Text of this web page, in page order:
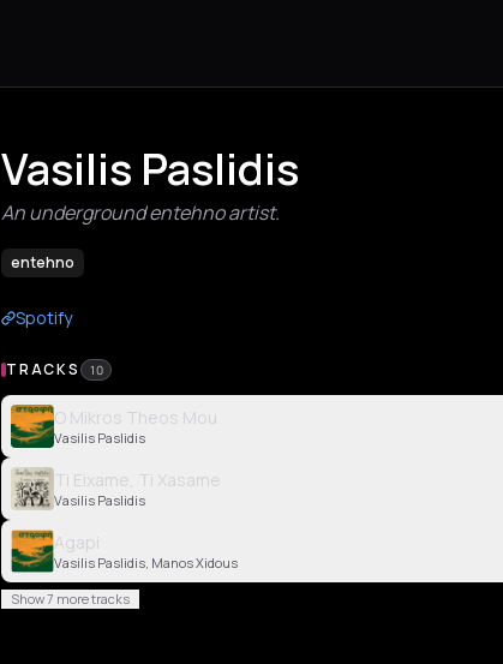
Vasilis Paslidis
An underground entehno artist.
entehno
Spotify
TRACKS 10
O Mikros Theos Mou
Vasilis Paslidis
Ti Eixame, Ti Xasame
Vasilis Paslidis
Agapi
Vasilis Paslidis, Manos Xidous
Show 7 more tracks